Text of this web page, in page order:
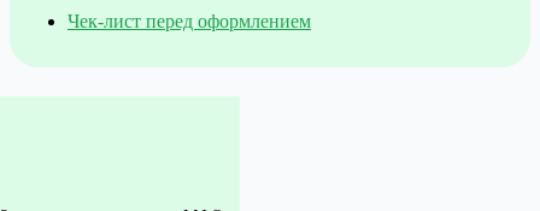
Чек-лист перед оформлением